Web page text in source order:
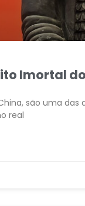
Imortal
são uma
real